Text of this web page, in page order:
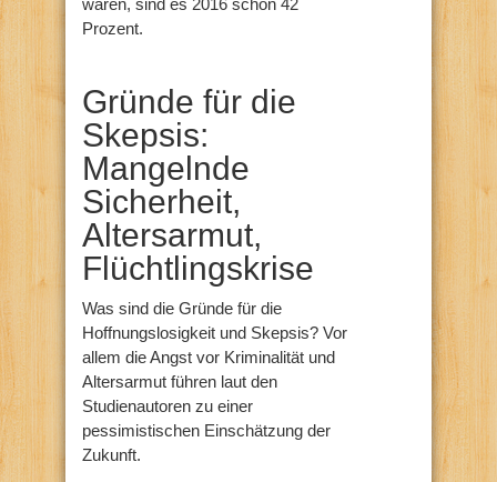
waren, sind es 2016 schon 42
Prozent.
Gründe für die
Skepsis:
Mangelnde
Sicherheit,
Altersarmut,
Flüchtlingskrise
Was sind die Gründe für die
Hoffnungslosigkeit und Skepsis? Vor
allem die Angst vor Kriminalität und
Altersarmut führen laut den
Studienautoren zu einer
pessimistischen Einschätzung der
Zukunft.